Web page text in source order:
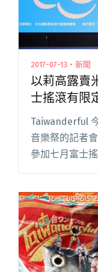
2017-07-13・新聞
以莉高露賣
士搖滾有限
Taiwanderful
音樂祭的記者
參加七月富士
落差草原
閱讀全文 "以莉
富士搖滾有限